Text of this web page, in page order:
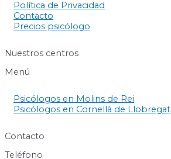
Política de Privacidad
Contacto
Precios psicólogo
Nuestros centros
Menú
Psicólogos en Molins de Rei
Psicólogos en Cornellà de Llobregat
Contacto
Teléfono